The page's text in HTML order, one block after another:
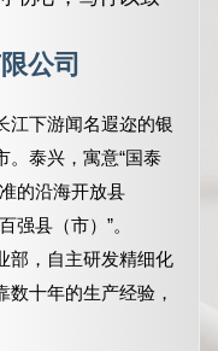
公司
江下游闻名遐迩的银
泰兴，寓意“国泰
的沿海开放县
强县（市）”。
，自主研发精细化
十年的生产经验，